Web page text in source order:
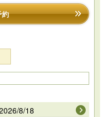
約
8/18